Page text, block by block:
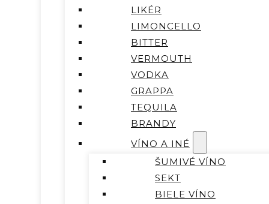
LIKÉR
LIMONCELLO
BITTER
VERMOUTH
VODKA
GRAPPA
TEQUILA
BRANDY
VÍNO A INÉ
ŠUMIVÉ VÍNO
SEKT
BIELE VÍNO